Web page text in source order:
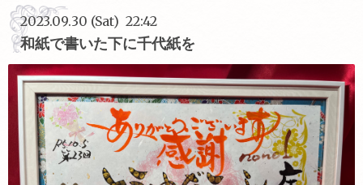
2023.09.30 (Sat) 22:42
和紙で書いた下に千代紙を